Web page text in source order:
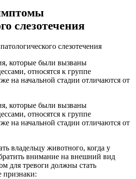
слезотечения
слезотечения
которые были вызваны
относятся к группе
на начальной стадии отличаются от
которые были вызваны
относятся к группе
на начальной стадии отличаются от
владельцу животного, когда у
внимание на внешний вид
для тревоги должны стать
признаки: